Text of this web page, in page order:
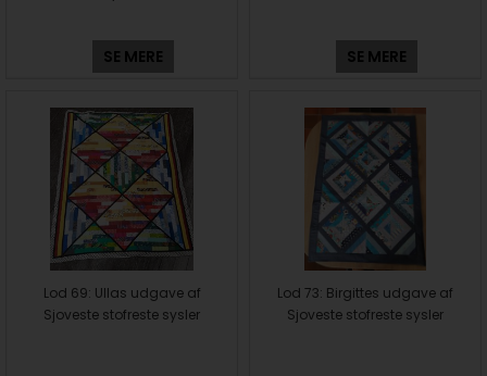
SE MERE SE MERE
Lod 69: Ullas udgave af
Sjoveste stofreste sysler
Lod 73: Birgittes udgave af
Sjoveste stofreste sysler